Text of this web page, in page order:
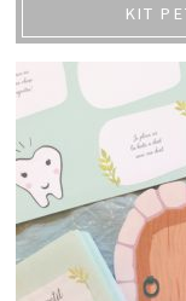
KIT